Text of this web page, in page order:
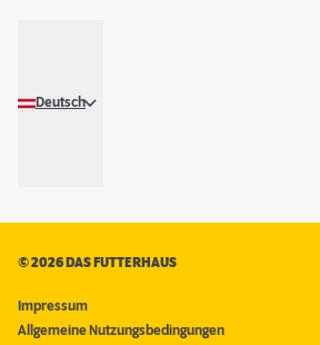
Deutsch
©2026 DAS FUTTERHAUS
Impressum
Allgemeine Nutzungsbedingungen